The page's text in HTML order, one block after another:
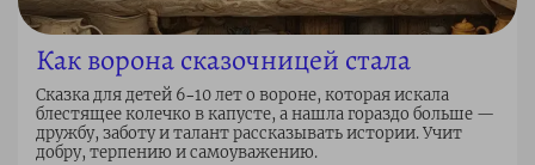
Как ворона сказочницей стала
Сказка для детей 6–10 лет о вороне, которая искала
блестящее колечко в капусте, а нашла гораздо больше —
дружбу, заботу и талант рассказывать истории. Учит
добру, терпению и самоуважению.